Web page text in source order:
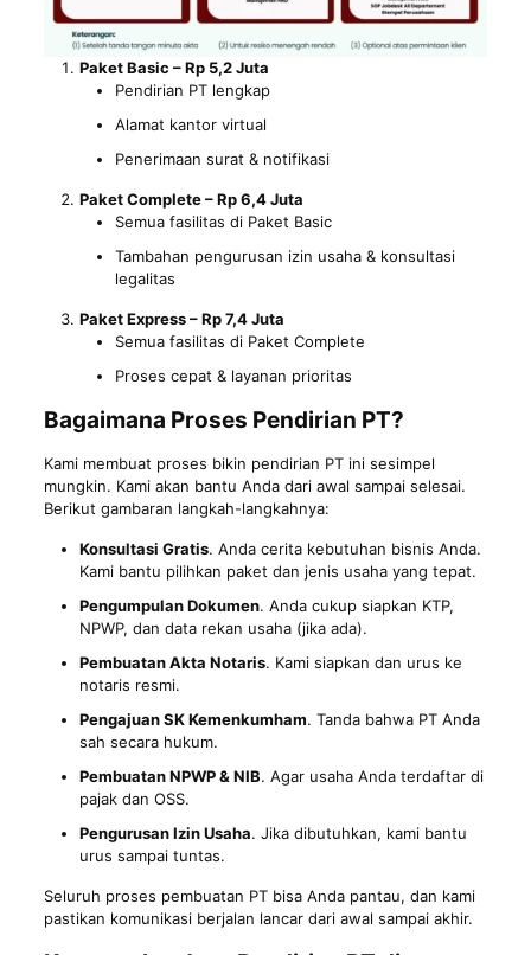
Paket Basic – Rp 5,2 Juta
Pendirian PT lengkap
Alamat kantor virtual
Penerimaan surat & notifikasi
Paket Complete – Rp 6,4 Juta
Semua fasilitas di Paket Basic
Tambahan pengurusan izin usaha & konsultasi
legalitas
Paket Express – Rp 7,4 Juta
Semua fasilitas di Paket Complete
Proses cepat & layanan prioritas
Bagaimana Proses Pendirian PT?
Kami membuat proses bikin pendirian PT ini sesimpel
mungkin. Kami akan bantu Anda dari awal sampai selesai.
Berikut gambaran langkah-langkahnya:
Konsultasi Gratis. Anda cerita kebutuhan bisnis Anda.
Kami bantu pilihkan paket dan jenis usaha yang tepat.
Pengumpulan Dokumen. Anda cukup siapkan KTP,
NPWP, dan data rekan usaha (jika ada).
Pembuatan Akta Notaris. Kami siapkan dan urus ke
notaris resmi.
Pengajuan SK Kemenkumham. Tanda bahwa PT Anda
sah secara hukum.
Pembuatan NPWP & NIB. Agar usaha Anda terdaftar di
pajak dan OSS.
Pengurusan Izin Usaha. Jika dibutuhkan, kami bantu
urus sampai tuntas.
Seluruh proses pembuatan PT bisa Anda pantau, dan kami
pastikan komunikasi berjalan lancar dari awal sampai akhir.